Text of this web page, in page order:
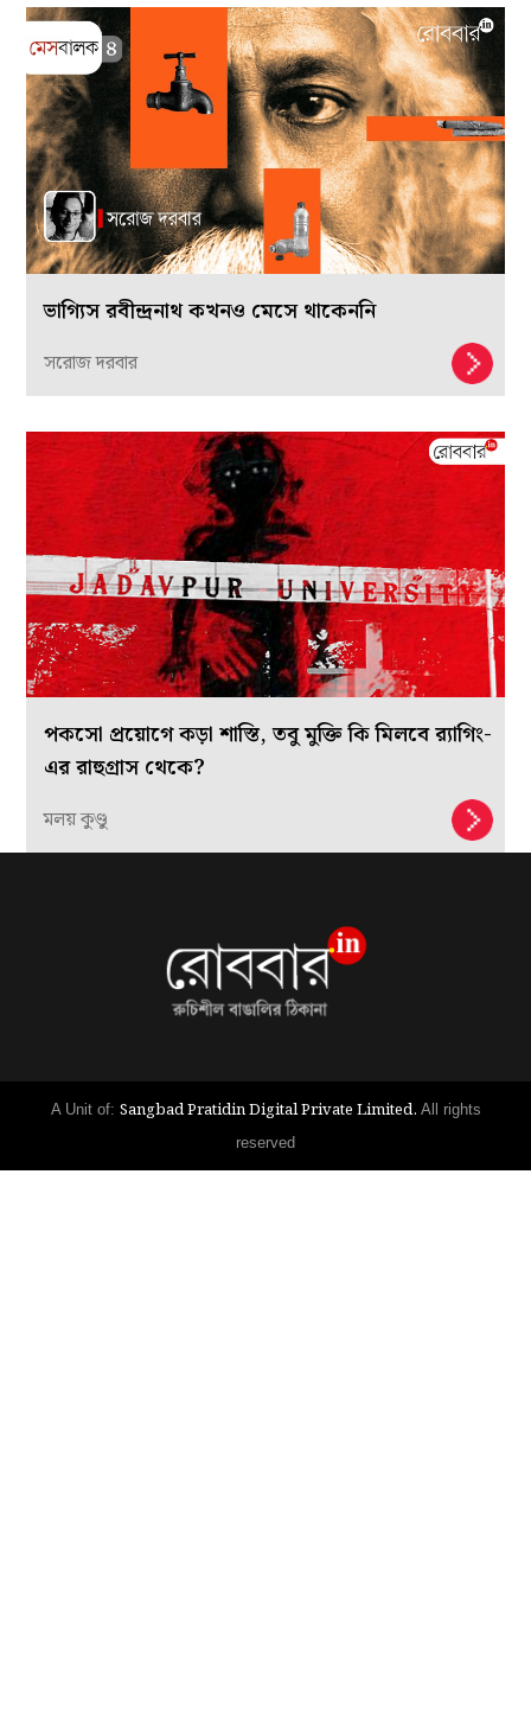
ভাগ্যিস রবীন্দ্রনাথ কখনও মেসে থাকেননি
সরোজ দরবার
পকসো প্রয়োগে কড়া শাস্তি, তবু মুক্তি কি মিলবে র‍্যাগিং-
এর রাহুগ্রাস থেকে?
মলয় কুণ্ডু
A Unit of: Sangbad Pratidin Digital Private Limited. All rights
reserved